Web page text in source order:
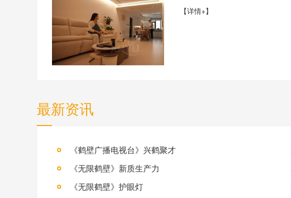
【详情+】
最新资讯
《鹤壁广播电视台》兴鹤聚才
《无限鹤壁》新质生产力
《无限鹤壁》护眼灯